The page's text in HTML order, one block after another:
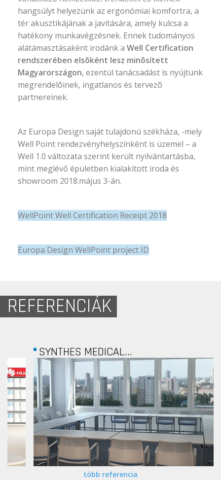
hangsúlyt helyezünk az ergonómiai komfortra, a
tér akusztikájának a javítására, amely kulcsa a
hatékony munkavégzésnek. Ennek tudományos
alátámasztásaként irodánk aWell Certification
rendszerében elsõként lesz minõsített
Magyarországon, ezentúl tanácsadást is nyújtunk
megrendelõinek, ingatlanos és tervezõ
partnereinek.
Az Europa Design saját tulajdonú székháza, -mely
Well Point rendezvényhelyszínként is üzemel – a
Well 1.0 változata szerint került nyilvántartásba,
mint meglévő épületben kialakított iroda és
showroom 2018.május 3-án.
WellPoint Well Certification Receipt 2018
Europa Design WellPoint project ID
REFERENCIÁK
SYNTHES MEDICAL...
több referencia